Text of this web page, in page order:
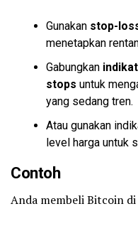
Gunakan stop-
menetapkan
Gabungkan
stops untuk
yang sedang tren.
Atau gunakan
level harga untuk
Contoh
Anda membeli Bitcoin